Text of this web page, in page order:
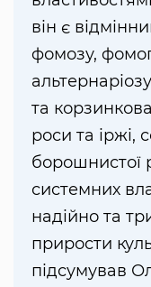
він є
фомозу,
та
роси та іржі,
борошнистої
системних
надійно та
прирости
підсумував